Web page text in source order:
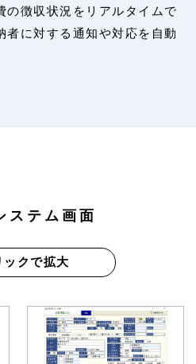
の徴収状況をリアルタイムで
者に対する通知や対応を自動
ステム画面
ックで拡大